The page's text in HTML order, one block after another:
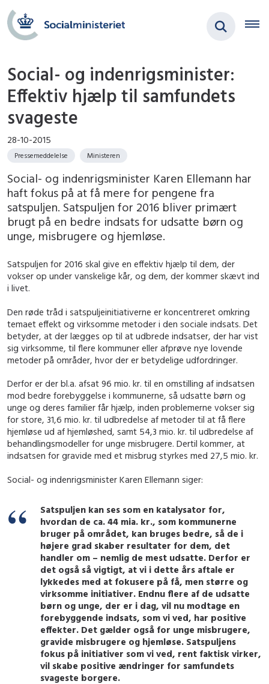
Social- og indenrigsminister:
Effektiv hjælp til samfundets
svageste
28-10-2015
Pressemeddelelse Ministeren
Social- og indenrigsminister Karen Ellemann har
haft fokus på at få mere for pengene fra
satspuljen. Satspuljen for 2016 bliver primært
brugt på en bedre indsats for udsatte børn og
unge, misbrugere og hjemløse.
Satspuljen for 2016 skal give en effektiv hjælp til dem, der
vokser op under vanskelige kår, og dem, der kommer skævt ind
i livet.
Den røde tråd i satspuljeinitiativerne er koncentreret omkring
temaet effekt og virksomme metoder i den sociale indsats. Det
betyder, at der lægges op til at udbrede indsatser, der har vist
sig virksomme, til flere kommuner eller afprøve nye lovende
metoder på områder, hvor der er betydelige udfordringer.
Derfor er der bl.a. afsat 96 mio. kr. til en omstilling af indsatsen
mod bedre forebyggelse i kommunerne, så udsatte børn og
unge og deres familier får hjælp, inden problemerne vokser sig
for store, 31,6 mio. kr. til udbredelse af metoder til at få flere
hjemløse ud af hjemløshed, samt 54,3 mio. kr. til udbredelse af
behandlingsmodeller for unge misbrugere. Dertil kommer, at
indsatsen for gravide med et misbrug styrkes med 27,5 mio. kr.
Social- og indenrigsminister Karen Ellemann siger:
Satspuljen kan ses som en katalysator for,
hvordan de ca. 44 mia. kr., som kommunerne
bruger på området, kan bruges bedre, så de i
højere grad skaber resultater for dem, det
handler om – nemlig de mest udsatte. Derfor er
det også så vigtigt, at vi i dette års aftale er
lykkedes med at fokusere på få, men større og
virksomme initiativer. Endnu flere af de udsatte
børn og unge, der er i dag, vil nu modtage en
forebyggende indsats, som vi ved, har positive
effekter. Det gælder også for unge misbrugere,
gravide misbrugere og hjemløse. Satspuljens
fokus på initiativer som vi ved, rent faktisk virker,
vil skabe positive ændringer for samfundets
svageste borgere.